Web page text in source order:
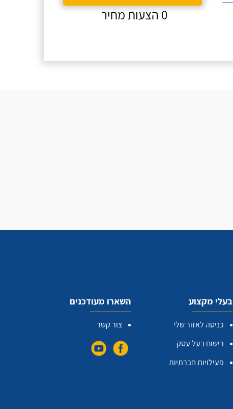
0 הצעות מחיר
בעלי מקצוע
כניסה לאזור שלי
רישום בעל עסק
פעילויות חברתיות
השארו מעודכנים
צור קשר